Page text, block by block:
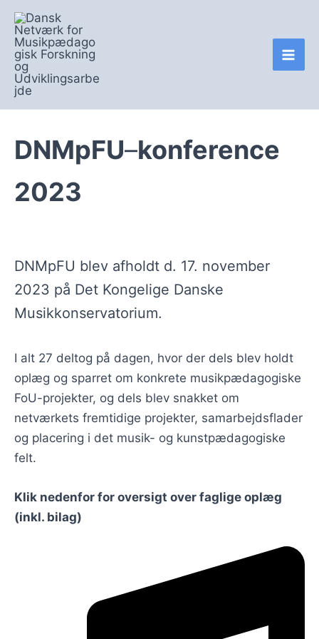
Gå
indholdet
DNMpFU–konference
2023
DNMpFU blev afholdt d. 17. november
2023 på Det Kongelige Danske
Musikkonservatorium.
I alt 27 deltog på dagen, hvor der dels blev holdt
oplæg og sparret om konkrete musikpædagogiske
FoU-projekter, og dels blev snakket om
netværkets fremtidige projekter, samarbejdsflader
og placering i det musik- og kunstpædagogiske
felt.
Klik nedenfor for oversigt over faglige oplæg
(inkl. bilag)